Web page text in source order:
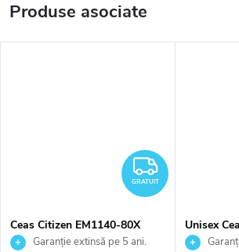
Produse asociate
GRATUIT
GRATUIT
Ceas Citizen EM1140-80X
Garanție extinsă pe 5 ani.
Unisex
50W